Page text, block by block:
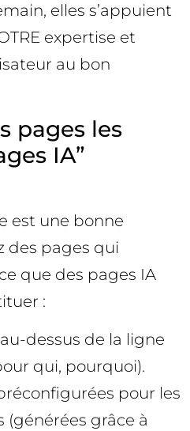
elles s’appuient
expertise et
au bon
pages les
IA”
est une bonne
des pages qui
que des pages IA
:
dessus de la ligne
qui, pourquoi).
pour les
grâce à